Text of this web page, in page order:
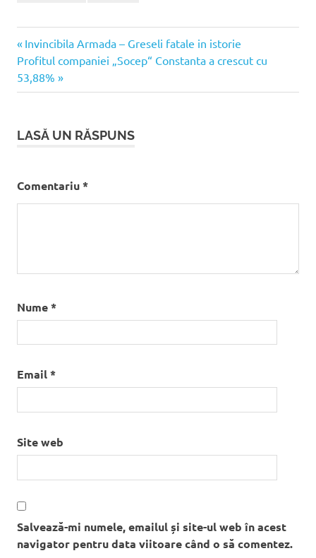
Navigare
în
Articolul
anterior:
Invincibila Armada – Greseli fatale in istorie
Articolul
următor:
Profitul companiei „Socep“ Constanta a crescut cu
53,88%
LASĂ UN RĂSPUNS
Comentariu*
Nume*
Email*
Site web
Salvează-mi numele, emailul și site-ul web în acest
navigator pentru data viitoare când o să comentez.